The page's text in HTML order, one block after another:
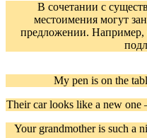
В сочетании с
местоимения могут
предложении. Например,
My pen is on the
Their car looks like a new
Your grandmother is such a